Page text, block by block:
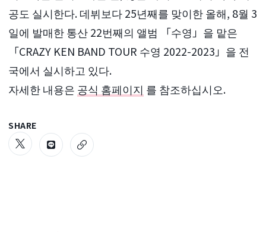
공도 실시한다. 데뷔보다 25년째를 맞이한 올해, 8월 3
일에 발매한 통산 22번째의 앨범 「수영」을 맡은
「CRAZY KEN BAND TOUR 수영 2022-2023」을 전
국에서 실시하고 있다.
자세한 내용은 공식 홈페이지 를 참조하십시오.
SHARE